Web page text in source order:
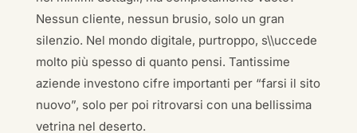
Nessun cliente, nessun brusio, solo un gran
silenzio. Nel mondo digitale, purtroppo, s\\uccede
molto più spesso di quanto pensi. Tantissime
aziende investono cifre importanti per “farsi il sito
nuovo”, solo per poi ritrovarsi con una bellissima
vetrina nel deserto.